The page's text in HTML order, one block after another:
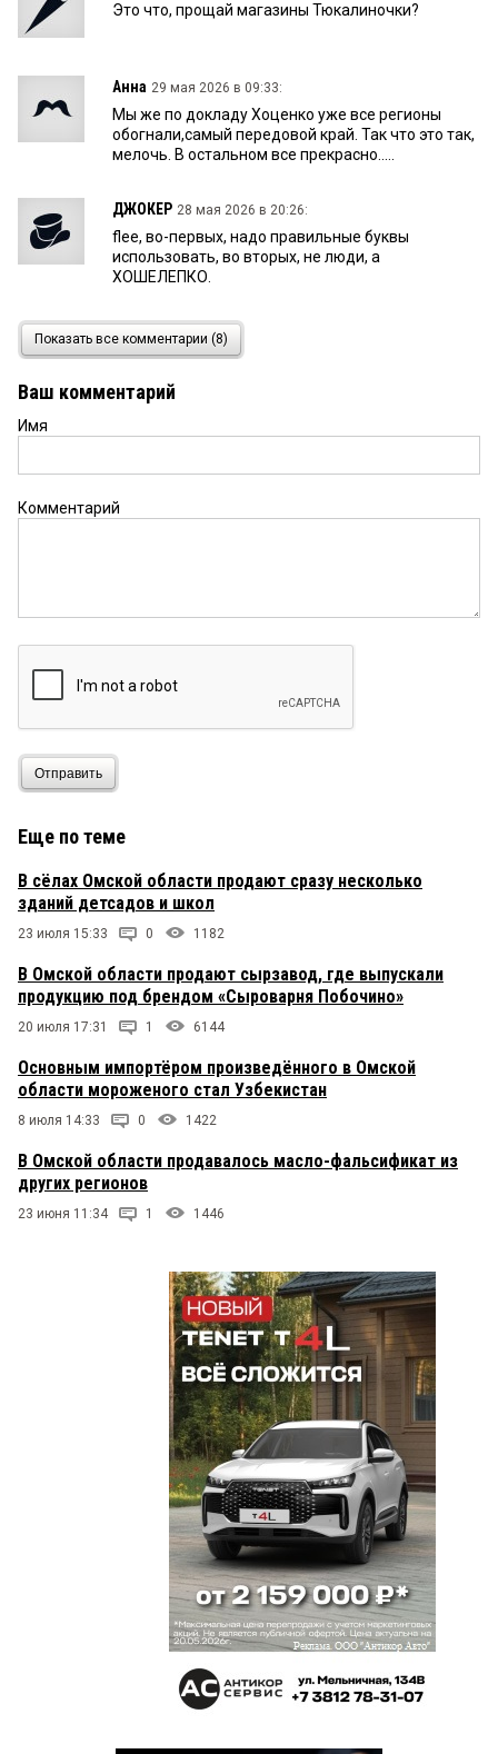
Это что, прощай магазины Тюкалиночки?
Анна 29 мая 2026 в 09:33:
Мы же по докладу Хоценко уже все регионы
обогнали,самый передовой край. Так что это так,
мелочь. В остальном все прекрасно.....
ДЖОКЕР 28 мая 2026 в 20:26:
flee, во-первых, надо правильные буквы
использовать, во вторых, не люди, а
ХОШЕЛЕПКО.
28 мая 2026 в 17:13:
Присосался к трубе и живи себе припеваючи!
flee 28 мая 2026 в 15:39:
Михаил 28 мая 2026 в 14:13:
Как минимум, молочные. Пивные еще куда ни
шло. Нам бы бизнес-центров побольше и
праздников. А насчет заводы — цеха, — рабочие
места — нет. Это не по-Омски
Очередной рывок?
Показать все комментарии (8)
Ваш комментарий
Имя
Комментарий
Отправить
Еще по теме
В сёлах Омской области продают сразу несколько
зданий детсадов и школ
23 июля 15:33 0 1182
В Омской области продают сырзавод, где выпускали
продукцию под брендом «Сыроварня Побочино»
20 июля 17:31 1 6144
Основным импортёром произведённого в Омской
области мороженого стал Узбекистан
8 июля 14:33 0 1422
В Омской области продавалось масло-фальсификат из
других регионов
23 июня 11:34 1 1446